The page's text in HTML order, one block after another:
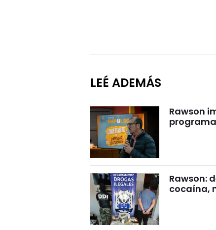
LEÉ ADEMÁS
Rawson
Rawson:
cocaína,